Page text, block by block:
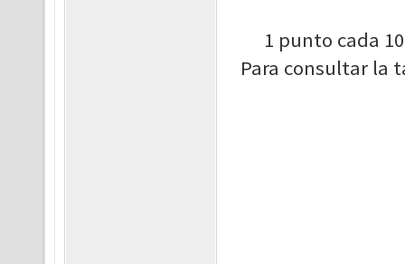
1 punto cada
Para consultar la